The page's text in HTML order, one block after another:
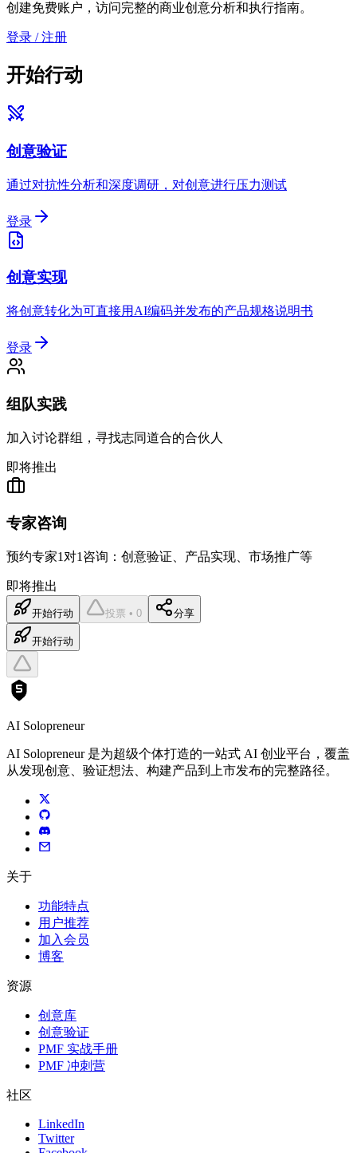
创建免费账户，访问完整的商业创意分析和执行指南。
登录 / 注册
开始行动
创意验证
通过对抗性分析和深度调研，对创意进行压力测试
登录
创意实现
将创意转化为可直接用AI编码并发布的产品规格说明书
登录
组队实践
加入讨论群组，寻找志同道合的合伙人
即将推出
专家咨询
预约专家1对1咨询：创意验证、产品实现、市场推广等
即将推出
开始行动 投票 • 0 分享
开始行动
AI Solopreneur
AI Solopreneur 是为超级个体打造的一站式 AI 创业平台，覆盖
从发现创意、验证想法、构建产品到上市发布的完整路径。
关于
功能特点
用户推荐
加入会员
博客
资源
创意库
创意验证
PMF 实战手册
PMF 冲刺营
社区
LinkedIn
Twitter